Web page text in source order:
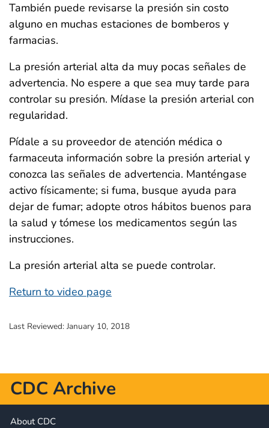
También puede revisarse la presión sin costo
alguno en muchas estaciones de bomberos y
farmacias.
La presión arterial alta da muy pocas señales de
advertencia. No espere a que sea muy tarde para
controlar su presión. Mídase la presión arterial con
regularidad.
Pídale a su proveedor de atención médica o
farmaceuta información sobre la presión arterial y
conozca las señales de advertencia. Manténgase
activo físicamente; si fuma, busque ayuda para
dejar de fumar; adopte otros hábitos buenos para
la salud y tómese los medicamentos según las
instrucciones.
La presión arterial alta se puede controlar.
Return to video page
Last Reviewed: January 10, 2018
CDC Archive
About CDC